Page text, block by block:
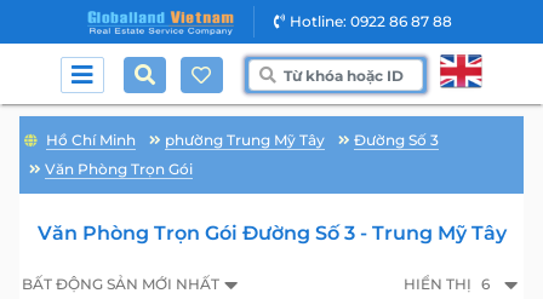
Hotline: 0922 86 87 88
Hồ Chí Minh phường Trung Mỹ Tây
Đường Số 3
Văn Phòng Trọn Gói
Văn Phòng Trọn Gói Đường Số 3 - Trung Mỹ Tây
BẤT ĐỘNG SẢN MỚI NHẤT HIỂN THỊ 6